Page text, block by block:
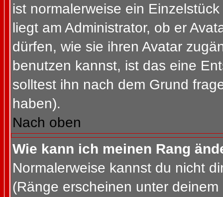
ist normalerweise ein
liegt am Administrator, ob er
dürfen, wie sie ihren Avatar
benutzen kannst, ist das eine
solltest ihn nach dem Grund
haben).
Nach oben
Wie kann ich meinen Rang
Normalerweise kannst du nicht
(Ränge erscheinen unter